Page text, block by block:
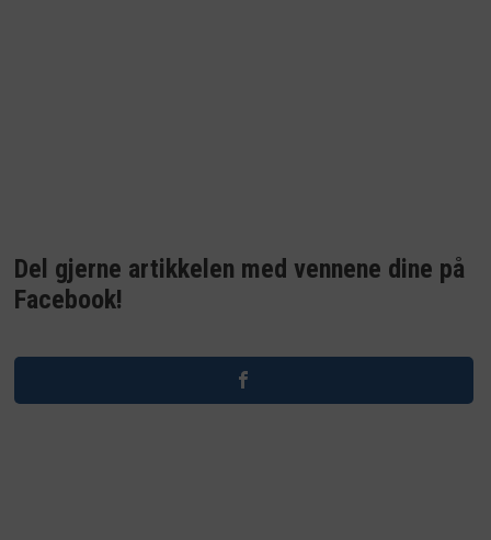
Del gjerne artikkelen med vennene dine på
Facebook!